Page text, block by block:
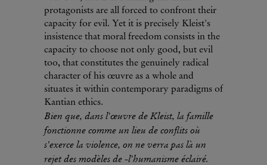
protagonists are all forced to confront their
capacity for evil. Yet it is precisely Kleist's
insistence that moral freedom consists in the
capacity to choose not only good, but evil
too, that constitutes the genuinely radical
character of his œuvre as a whole and
situates it within contemporary paradigms of
Kantian ethics.
Bien que, dans l'œuvre de Kleist, la famille
fonctionne comme un lieu de conflits où
s'exerce la violence, on ne verra pas là un
rejet des modèles de -l'humanisme éclairé.